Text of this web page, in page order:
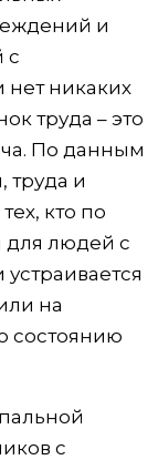
и
с
никаких
труда – это
По данным
труда и
кто по
людей с
на
состоянию
с